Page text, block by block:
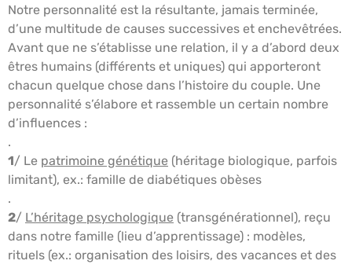
Notre personnalité est la résultante, jamais terminée,
d’une multitude de causes successives et enchevêtrées.
Avant que ne s’établisse une relation, il y a d’abord deux
êtres humains (différents et uniques) qui apporteront
chacun quelque chose dans l’histoire du couple. Une
personnalité s’élabore et rassemble un certain nombre
d’influences :
.
1/ Le patrimoine génétique (héritage biologique, parfois
limitant), ex.: famille de diabétiques obèses
.
2/ L’héritage psychologique (transgénérationnel), reçu
dans notre famille (lieu d’apprentissage) : modèles,
rituels (ex.: organisation des loisirs, des vacances et des